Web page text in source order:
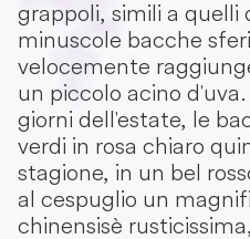
grappoli, simili a quelli
minuscole bacche
velocemente
un piccolo acino
giorni dell'estate, le
verdi in rosa chiaro
stagione, in un bel
al cespuglio un
chinensis è